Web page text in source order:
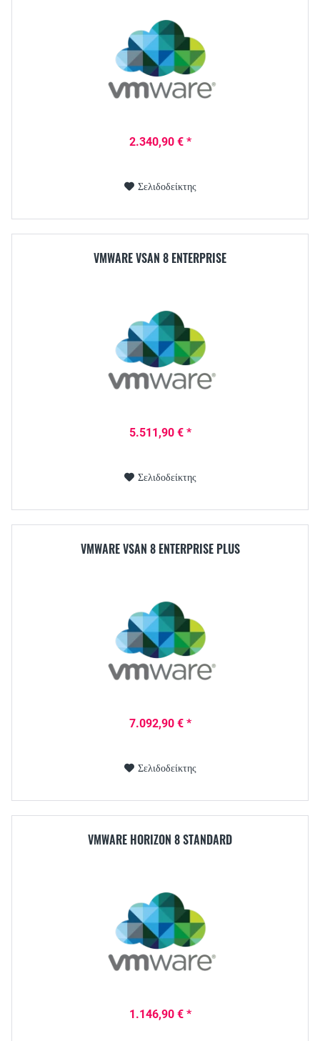
2.340,90 € *
Σελιδοδείκτης
VMWARE VSAN 8 ENTERPRISE
5.511,90 € *
Σελιδοδείκτης
VMWARE VSAN 8 ENTERPRISE PLUS
7.092,90 € *
Σελιδοδείκτης
VMWARE HORIZON 8 STANDARD
1.146,90 € *